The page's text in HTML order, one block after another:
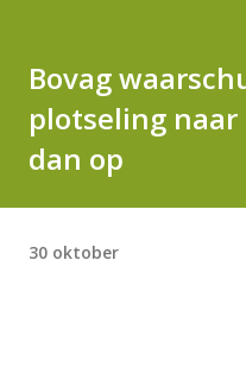
Bovag
plotseling
dan op
30 oktober